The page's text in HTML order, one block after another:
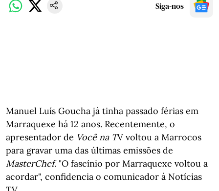
Siga-nos
Manuel Luís Goucha já tinha passado férias em
Marraquexe há 12 anos. Recentemente, o
apresentador de Você na TV voltou a Marrocos
para gravar uma das últimas emissões de
MasterChef. "O fascínio por Marraquexe voltou a
acordar", confidencia o comunicador à Notícias